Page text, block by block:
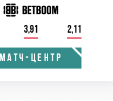
3,91 2,11
МАТЧ-ЦЕНТР